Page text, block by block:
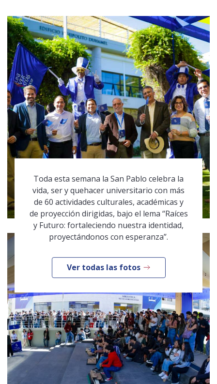
Toda esta semana la San Pablo celebra la
vida, ser y quehacer universitario con más
de 60 actividades culturales, académicas y
de proyección dirigidas, bajo el lema “Raíces
y Futuro: fortaleciendo nuestra identidad,
proyectándonos con esperanza”.
Ver todas las fotos